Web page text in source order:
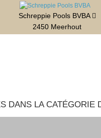
Schreppie Pools BVBA
2450 Meerhout
DANS LA CATÉGORIE